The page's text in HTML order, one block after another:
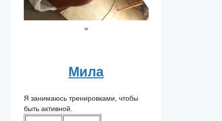
»
Мила
Я занимаюсь тренировками, чтобы
быть активной.